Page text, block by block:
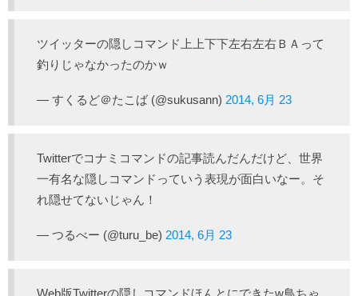
ツイッターの隠しコマンド上上下下左右左右ＢＡって
釣りじゃなかったのかｗ
— すくるど＠たこば (@sukusann) 2014, 6月 23
Twitterでコナミコマンドの記事読んだんだけど、世界
一有名な隠しコマンドっていう表現が面白いなー。そ
れ隠せてないじゃん！
— つるべー (@turu_be) 2014, 6月 23
Web版Twitterの隠しコマンドほんとにできたw鳥ちゃ